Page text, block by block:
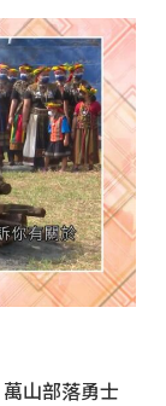
萬山部落勇士